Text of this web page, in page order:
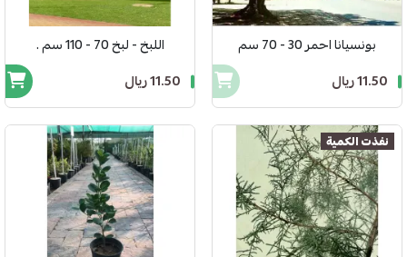
بونسيانا احمر 30 - 70 سم
11.50 ريال
اللبخ - لبخ 70 - 110 سم .
11.50 ريال
نفذت الكمية